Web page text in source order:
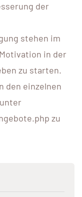
der
stehen im
in der
zu starten.
den einzelnen
zu